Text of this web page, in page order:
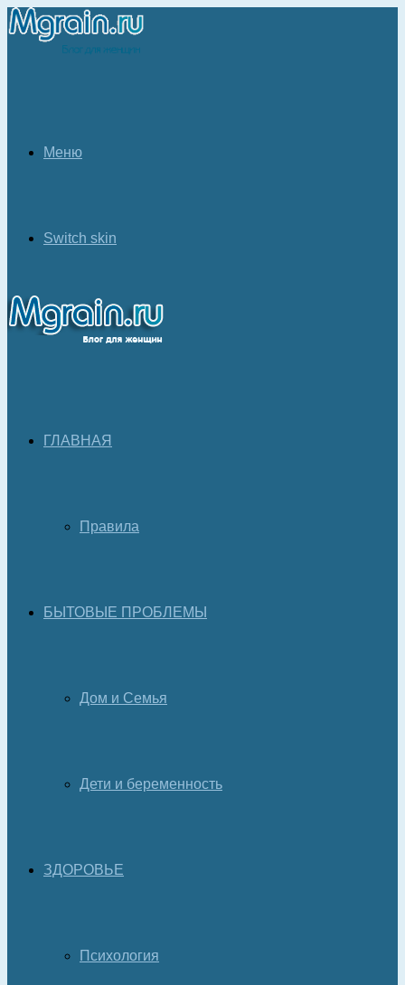
Меню
Switch skin
ГЛАВНАЯ
Правила
БЫТОВЫЕ ПРОБЛЕМЫ
Дом и Семья
Дети и беременность
ЗДОРОВЬЕ
Психология